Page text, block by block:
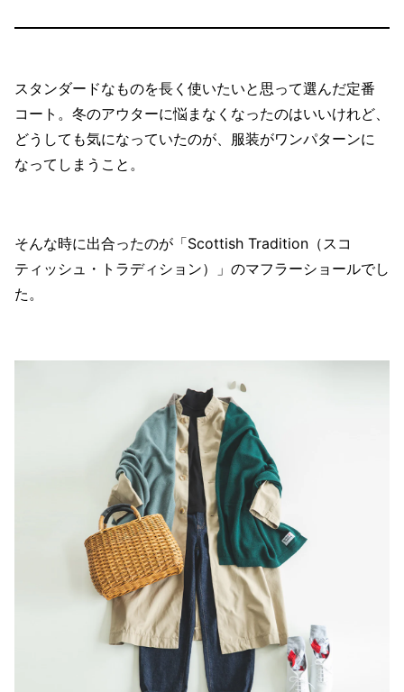
スタンダードなものを長く使いたいと思って選んだ定番
コート。冬のアウターに悩まなくなったのはいいけれど、
どうしても気になっていたのが、服装がワンパターンに
なってしまうこと。
そんな時に出合ったのが「Scottish Tradition（スコ
ティッシュ・トラディション）」のマフラーショールでし
た。